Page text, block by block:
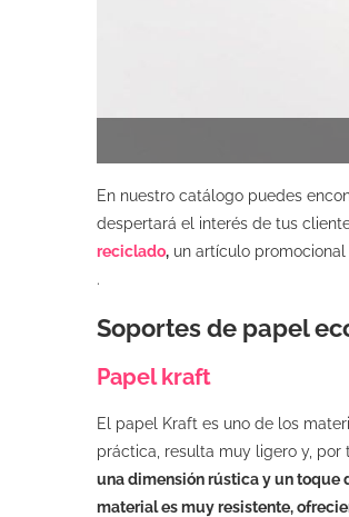
En nuestro catálogo puedes
despertará el interés de tus
reciclado, un artículo
.
Soportes de papel
Papel kraft
El papel Kraft es uno de los
práctica, resulta muy ligero y,
una dimensión rústica y un toque
material es muy resistente,